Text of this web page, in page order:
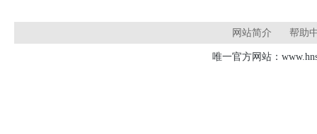
网站简介 帮助
唯一官方网站：